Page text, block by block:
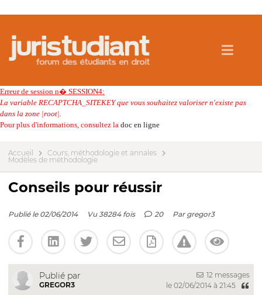
Erreur de session n� SESSION4:
La variable RECAPTCHA_SITEKEY que vous souhaitez valoriser n'existe pas
dans la zone |root|.
Pour plus d'informations, consultez la doc en ligne
Accueil
Cours, méthodologie et annales
Modèles de méthodologie
Conseils pour réussir
Publié le 02/06/2014 Vu 38284 fois 20 Par gregor3
Publié par
GREGOR3
12 messages
le 02/06/2014 à 21:45